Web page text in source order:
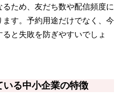
ため、友だち数や配信頻度に
す。予約用途だけでなく、今
と失敗を防ぎやすいでしょ
る中小企業の特徴